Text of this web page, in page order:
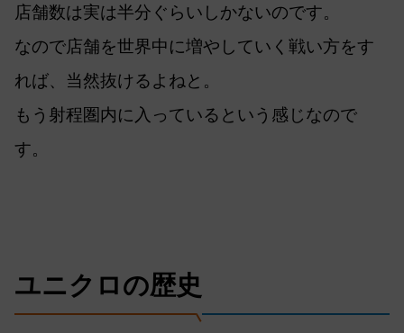
店舗数は実は半分ぐらいしかないのです。
なので店舗を世界中に増やしていく戦い方をす
れば、当然抜けるよねと。
もう射程圏内に入っているという感じなので
す。
ユニクロの歴史